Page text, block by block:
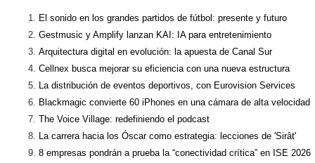
El sonido en los grandes partidos de fútbol: presente y futuro
Gestmusic y Amplify lanzan KAI: IA para entretenimiento
Arquitectura digital en evolución: la apuesta de Canal Sur
Cellnex busca mejorar su eficiencia con una nueva estructura
La distribución de eventos deportivos, con Eurovision Services
Blackmagic convierte 60 iPhones en una cámara de alta velocidad
The Voice Village: redefiniendo el podcast
La carrera hacia los Óscar como estrategia: lecciones de 'Sirât'
8 empresas pondrán a prueba la “conectividad crítica” en ISE 2026